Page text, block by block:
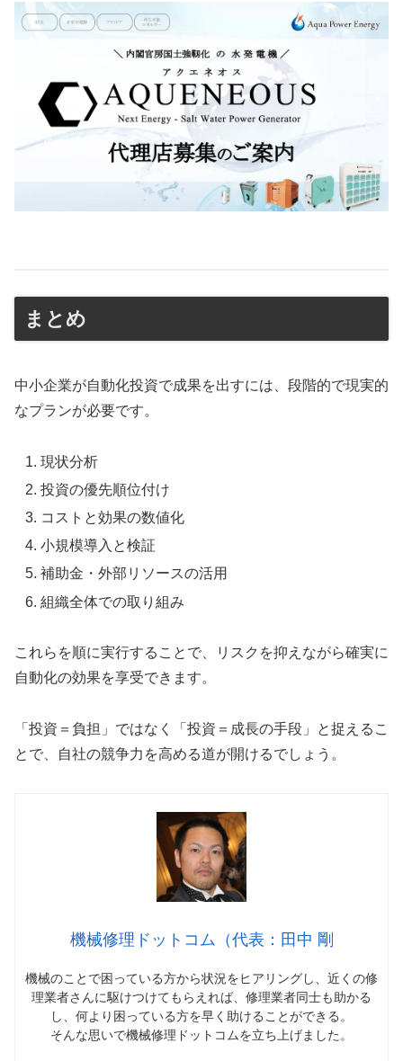
まとめ
中小企業が自動化投資で成果を出すには、段階的で現実的
なプランが必要です。
現状分析
投資の優先順位付け
コストと効果の数値化
小規模導入と検証
補助金・外部リソースの活用
組織全体での取り組み
これらを順に実行することで、リスクを抑えながら確実に
自動化の効果を享受できます。
「投資＝負担」ではなく「投資＝成長の手段」と捉えるこ
とで、自社の競争力を高める道が開けるでしょう。
機械修理ドットコム（代表：田中 剛
機械のことで困っている方から状況をヒアリングし、近くの修
理業者さんに駆けつけてもらえれば、修理業者同士も助かる
し、何より困っている方を早く助けることができる。
そんな思いで機械修理ドットコムを立ち上げました。